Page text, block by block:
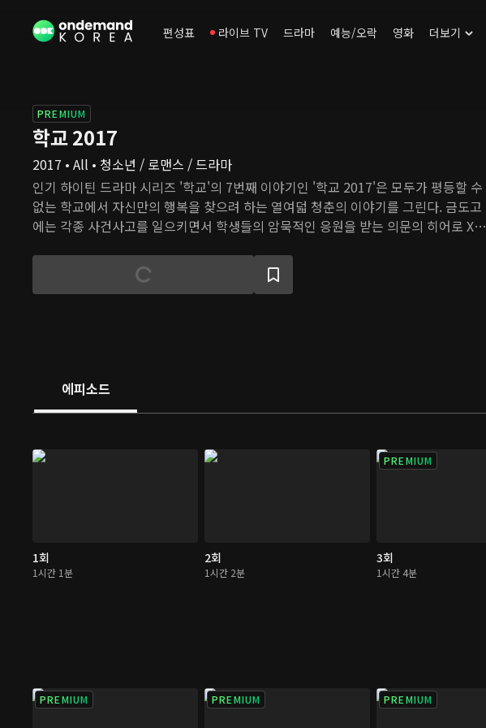
편성표 라이브 TV 드라마 예능/오락 영화 더보기
PREMIUM
학교 2017
2017 • All • 청소년 / 로맨스 / 드라마
인기 하이틴 드라마 시리즈 '학교'의 7번째 이야기인 '학교 2017'은 모두가 평등할 수
없는 학교에서 자신만의 행복을 찾으려 하는 열여덟 청춘의 이야기를 그린다. 금도고
에는 각종 사건사고를 일으키면서 학생들의 암묵적인 응원을 받는 의문의 히어로 X가
툰을 그리기 위해 X를 찾기 시작한다. 그러면서 은호의 평범한 학교 생활도 사건 사고
로 가득해지기 시작한다.
에피소드
1회
1시간 1분
2회
1시간 2분
PREMIUM
3회
1시간 4분
PREMIUM PREMIUM PREMIUM